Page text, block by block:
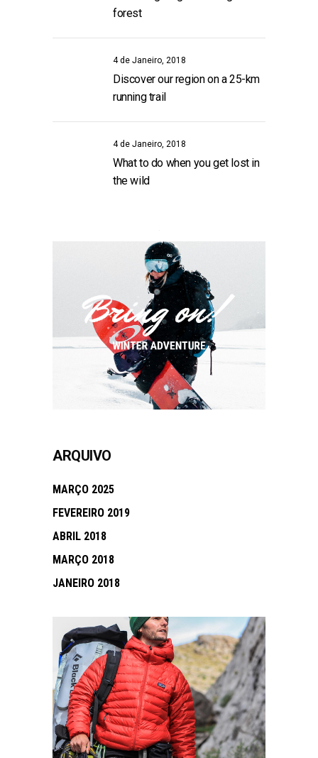
forest
4 de Janeiro, 2018
Discover our region on a 25-km
running trail
4 de Janeiro, 2018
What to do when you get lost in
the wild
ARQUIVO
MARÇO 2025
FEVEREIRO 2019
ABRIL 2018
MARÇO 2018
JANEIRO 2018